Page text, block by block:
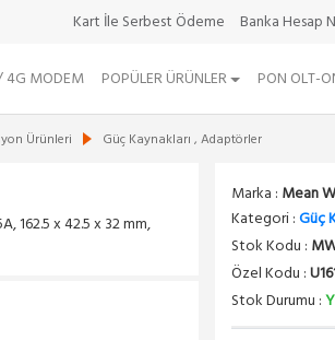
Kart İle Serbest Ödeme Banka Hesap
4G MODEM POPÜLER ÜRÜNLER PON OLT-
Ürünleri Güç Kaynakları , Adaptörler
162.5 x 42.5 x 32 mm,
Marka : Mean
Kategori :Güç
Stok Kodu :
Özel Kodu :
Stok Durumu :